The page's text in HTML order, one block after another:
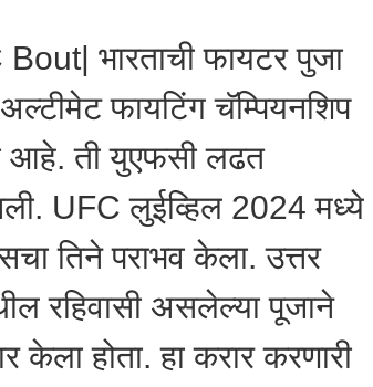
भारताची फायटर पुजा
फायटिंग चॅम्पियनशिप
आहे. ती युएफसी लढत
UFC लुईव्हिल 2024 मध्ये
तिने पराभव केला. उत्तर
रहिवासी असलेल्या पूजाने
केला होता. हा करार करणारी